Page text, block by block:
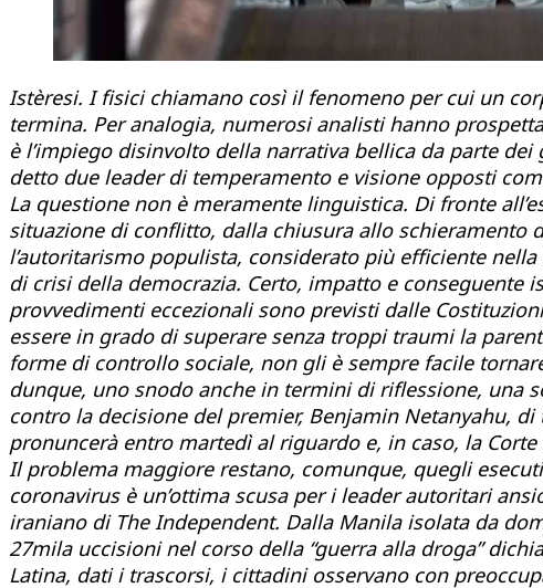
Istèresi. I fisici chiamano così il fenomeno per cui un
termina. Per analogia, numerosi analisti hanno
è l’impiego disinvolto della narrativa bellica da parte dei
detto due leader di temperamento e visione opposti
La questione non è meramente linguistica. Di fronte
situazione di conflitto, dalla chiusura allo schieramento
l’autoritarismo populista, considerato più efficiente
di crisi della democrazia. Certo, impatto e conseguente
provvedimenti eccezionali sono previsti dalle
essere in grado di superare senza troppi traumi la
forme di controllo sociale, non gli è sempre facile
dunque, uno snodo anche in termini di riflessione, una
contro la decisione del premier, Benjamin Netanyahu,
pronuncerà entro martedì al riguardo e, in caso, la
Il problema maggiore restano, comunque, quegli
coronavirus è un’ottima scusa per i leader autoritari
iraniano di The Independent. Dalla Manila isolata da
27mila uccisioni nel corso della “guerra alla droga”
Latina, dati i trascorsi, i cittadini osservano con